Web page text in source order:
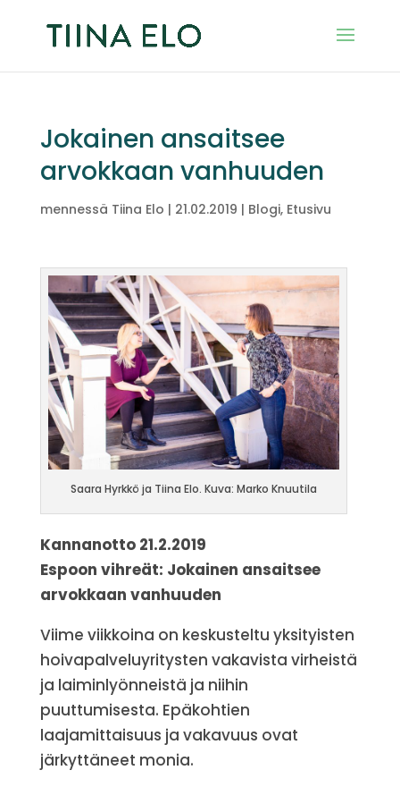
Jokainen ansaitsee
arvokkaan vanhuuden
mennessä Tiina Elo | 21.02.2019 | Blogi, Etusivu
Saara Hyrkkö ja Tiina Elo. Kuva: Marko Knuutila
Kannanotto 21.2.2019
Espoon vihreät: Jokainen ansaitsee
arvokkaan vanhuuden
Viime viikkoina on keskusteltu yksityisten
hoivapalveluyritysten vakavista virheistä
ja laiminlyönneistä ja niihin
puuttumisesta. Epäkohtien
laajamittaisuus ja vakavuus ovat
järkyttäneet monia.